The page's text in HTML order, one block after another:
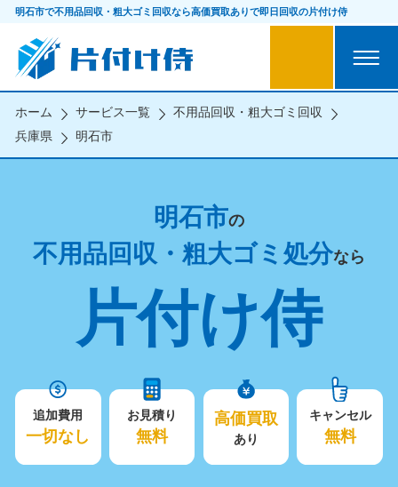
明石市で不用品回収・粗大ゴミ回収なら高価買取ありで即日回収の片付け侍
ホーム サービス一覧
不用品回収・粗大ゴミ回収
兵庫県
明石市
明石市の
不用品回収・粗大ゴミ処分なら
片付け侍
追加費用
一切なし
お見積り
無料
高価買取
あり
キャンセル
無料